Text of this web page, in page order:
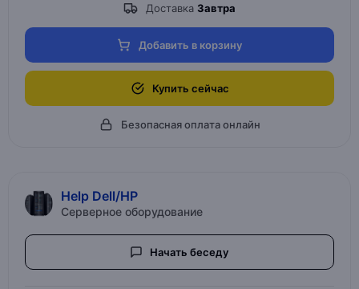
Доставка Завтра
Добавить в корзину
Купить сейчас
Безопасная оплата онлайн
Help Dell/HP
Серверное оборудование
Начать беседу